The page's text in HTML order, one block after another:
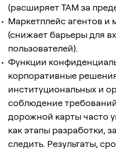
(расширяет TAM за
Маркетплейс агентов
(снижает барьеры для
пользователей).
Функции
корпоративные
институциональных и
соблюдение
дорожной карты часто
как этапы разработки,
следить. Результаты,